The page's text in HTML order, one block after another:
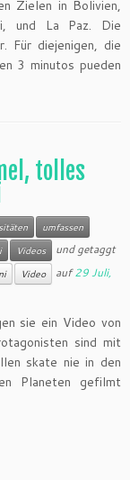
Zielen in Bolivien,
und La Paz. Die
Für diejenigen, die
3 minutos pueden
tolles
umfassen
Videos und getaggt
Video auf29 Juli,
sie ein Video von
sind mit
skate nie in den
Planeten gefilmt